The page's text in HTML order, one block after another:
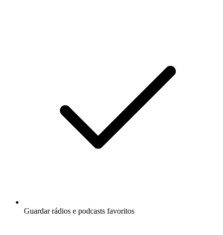
Guardar rádios e podcasts favoritos